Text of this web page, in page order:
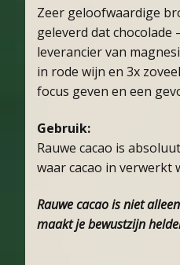
Zeer geloofwaardige
geleverd dat chocolade
leverancier van
in rode wijn en 3x
focus geven en een
Gebruik:
Rauwe cacao is
waar cacao in verwerkt
Rauwe cacao is niet
maakt je bewustzijn